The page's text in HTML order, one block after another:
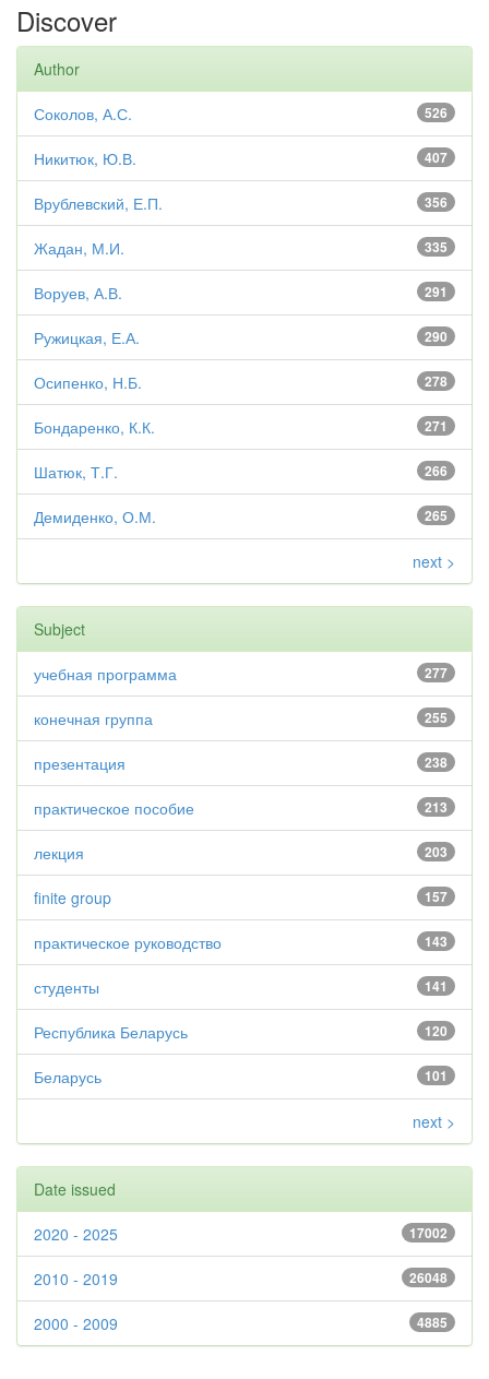
Discover
Author
526
Соколов, А.С.
407
Никитюк, Ю.В.
356
Врублевский, Е.П.
335
Жадан, М.И.
291
Воруев, А.В.
290
Ружицкая, Е.А.
278
Осипенко, Н.Б.
271
Бондаренко, К.К.
266
Шатюк, Т.Г.
265
Демиденко, О.М.
next >
Subject
277
учебная программа
255
конечная группа
238
презентация
213
практическое пособие
203
лекция
157
finite group
143
практическое руководство
141
студенты
120
Республика Беларусь
101
Беларусь
next >
Date issued
17002
2020 - 2025
26048
2010 - 2019
4885
2000 - 2009